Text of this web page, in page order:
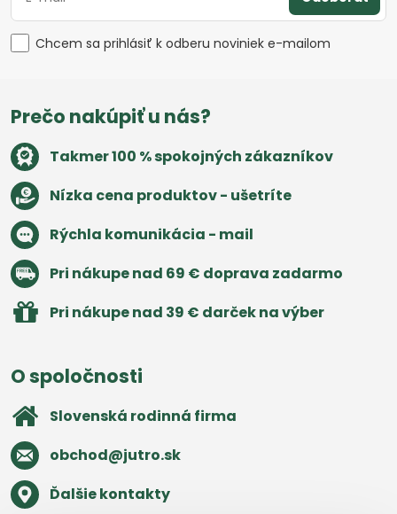
Chcem sa prihlásiť k odberu noviniek e-mailom
Prečo nakúpiť u nás?
Takmer 100 % spokojných zákazníkov
Nízka cena produktov - ušetríte
Rýchla komunikácia - mail
Pri nákupe nad 69 € doprava zadarmo
Pri nákupe nad 39 € darček na výber
O spoločnosti
Slovenská rodinná firma
obchod​@jutro​.sk
Ďalšie kontakty